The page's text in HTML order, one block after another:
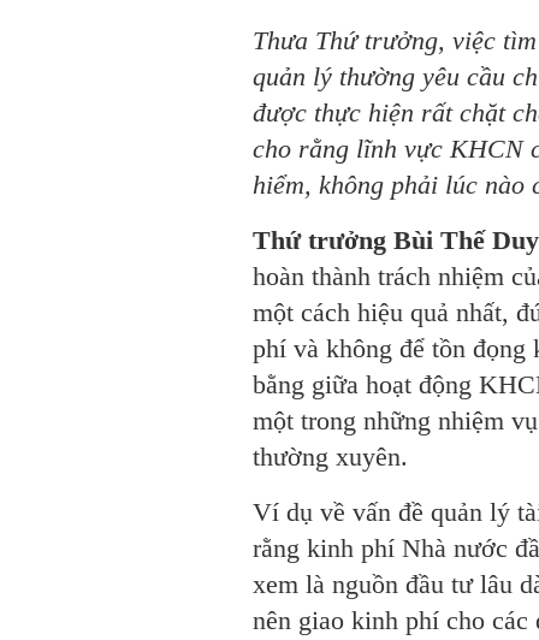
Thưa Thứ trưởng, việc
quản lý thường yêu cầu
được thực hiện rất chặt
cho rằng lĩnh vựcKHCN
hiểm, không phải lúc nào
Thứ trưởng Bùi Thế Duy
hoàn thành trách nhiệm
một cách hiệu quả nhất,
phí và không để tồn
bằng giữa hoạt động
một trong những nhiệm
thường xuyên.
Ví dụ về vấn đề quản lý
rằng kinh phí Nhà nước
xem là nguồn đầu tư lâu
nên giao kinh phí cho